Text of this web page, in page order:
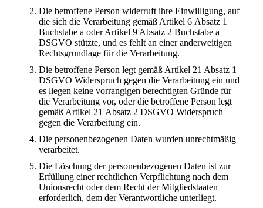
Die betroffene Person widerruft ihre Einwilligung, auf
die sich die Verarbeitung gemäß Artikel 6 Absatz 1
Buchstabe a oder Artikel 9 Absatz 2 Buchstabe a
DSGVO stützte, und es fehlt an einer anderweitigen
Rechtsgrundlage für die Verarbeitung.
Die betroffene Person legt gemäß Artikel 21 Absatz 1
DSGVO Widerspruch gegen die Verarbeitung ein und
es liegen keine vorrangigen berechtigten Gründe für
die Verarbeitung vor, oder die betroffene Person legt
gemäß Artikel 21 Absatz 2 DSGVO Widerspruch
gegen die Verarbeitung ein.
Die personenbezogenen Daten wurden unrechtmäßig
verarbeitet.
Die Löschung der personenbezogenen Daten ist zur
Erfüllung einer rechtlichen Verpflichtung nach dem
Unionsrecht oder dem Recht der Mitgliedstaaten
erforderlich, dem der Verantwortliche unterliegt.